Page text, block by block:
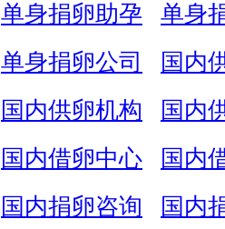
单身捐卵助孕
单身
单身捐卵公司
国内
国内供卵机构
国内
国内借卵中心
国内
国内捐卵咨询
国内